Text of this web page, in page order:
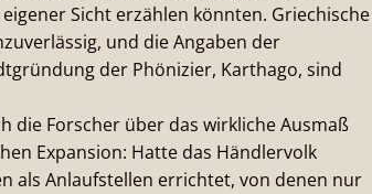
Sicht erzählen könnten. Griechische
und die Angaben der
der Phönizier, Karthago, sind
die Forscher über das wirkliche Ausmaß
Expansion: Hatte das Händlervolk
als Anlaufstellen errichtet, von denen nur